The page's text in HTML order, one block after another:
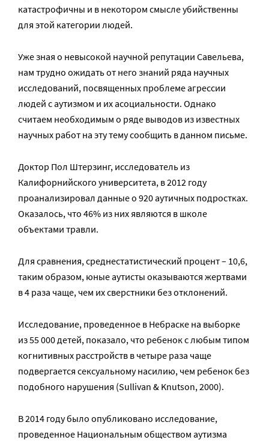
катастрофичны и в некотором смысле убийственны
для этой категории людей.
Уже зная о невысокой научной репутации Савельева,
нам трудно ожидать от него знаний ряда научных
исследований, посвященных проблеме агрессии
людей с аутизмом и их асоциальности. Однако
считаем необходимым о ряде выводов из известных
научных работ на эту тему сообщить в данном письме.
Доктор Пол Штерзинг, исследователь из
Калифорнийского университета, в 2012 году
проанализировал данные о 920 аутичных подростках.
Оказалось, что 46% из них являются в школе
объектами травли.
Для сравнения, среднестатистический процент – 10,6,
таким образом, юные аутисты оказываются жертвами
в 4 раза чаще, чем их сверстники без отклонений.
Исследование, проведенное в Небраске на выборке
из 55 000 детей, показало, что ребенок с любым типом
когнитивных расстройств в четыре раза чаще
подвергается сексуальному насилию, чем ребенок без
подобного нарушения (Sullivan & Knutson, 2000).
В 2014 году было опубликовано исследование,
проведенное Национальным обществом аутизма